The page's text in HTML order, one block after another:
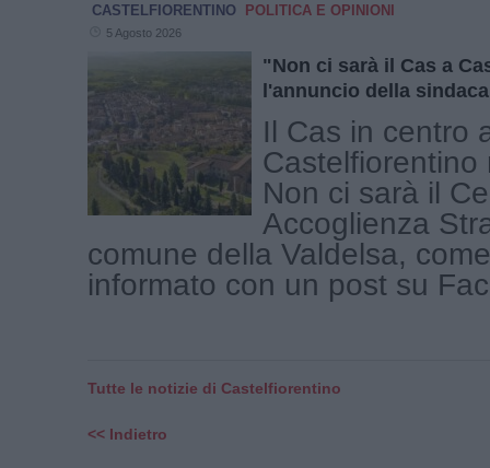
CASTELFIORENTINO POLITICA E OPINIONI
5 Agosto 2026
"Non ci sarà il Cas a
l'annuncio della
Il Cas in centro
Castelfiorentino
Non ci sarà il
Accoglienza
comune della Valdelsa,
informato con un post su
Tutte le notizie di Castelfiorentino
<< Indietro